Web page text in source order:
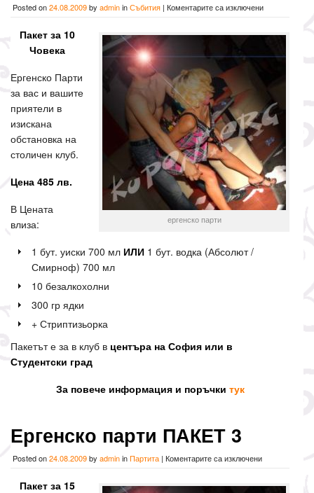
Posted on24.08.2009by admininСъбития | Коментарите са изключениза
ергенско парти
Пакет за 10
Човека
Ергенско Парти
за вас и вашите
приятели в
изискана
обстановка на
столичен клуб.
Цена 485 лв.
В Цената
влиза:
1 бут. уиски 700 мл ИЛИ 1 бут. водка (Абсолют /
Смирноф) 700 мл
10 безалкохолни
300 гр ядки
+ Стриптизьорка
Пакетът е за в клуб в центъра на София или в
Студентски град
За повече информация и поръчки тук
Ергенско парти ПАКЕТ 3
Posted on24.08.2009by admininПартита | Коментарите са изключениза
Пакет за 15